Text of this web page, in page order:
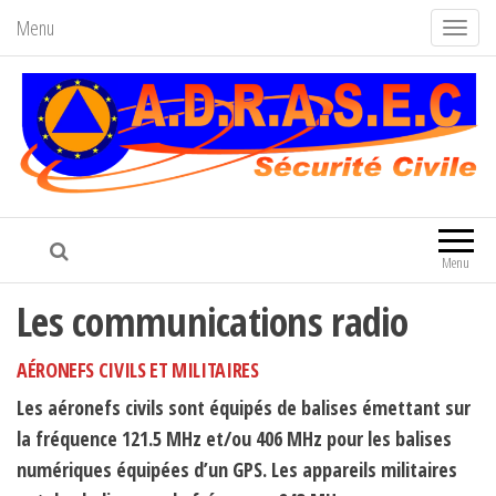
Menu
A
f
f
i
c
e
r
/
q
e
Adrasec71
Association Départementale de la
Menu
Les communications radio
AÉRONEFS CIVILS ET MILITAIRES
Les aéronefs civils sont équipés de balises émettant sur
la fréquence 121.5 MHz et/ou 406 MHz pour les balises
numériques équipées d’un GPS. Les appareils militaires